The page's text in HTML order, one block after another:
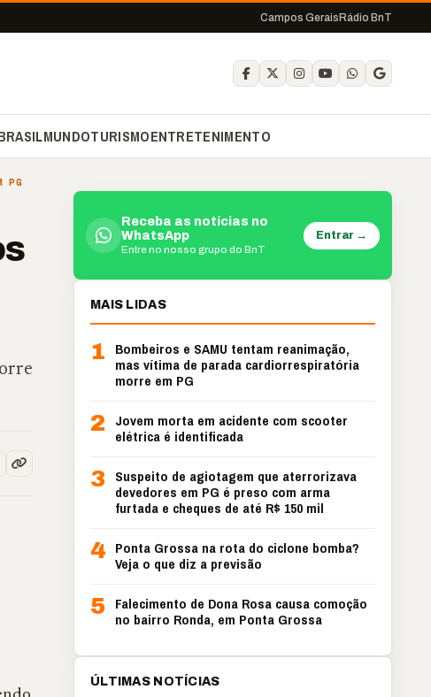
Campos Gerais Rádio BnT
MUNDOTURISMOENTRETENIMENTO
PG
Receba as notícias no
WhatsApp
Entre no nosso grupo do BnT
Entrar →
MAIS LIDAS
1
Bombeiros e SAMU tentam reanimação,
mas vítima de parada cardiorrespiratória
morre em PG
2
Jovem morta em acidente com scooter
elétrica é identificada
3 Suspeito de agiotagem que aterrorizava
devedores em PG é preso com arma
furtada e cheques de até R$ 150 mil
4 Ponta Grossa na rota do ciclone bomba?
Veja o que diz a previsão
5 Falecimento de Dona Rosa causa comoção
no bairro Ronda, em Ponta Grossa
ÚLTIMAS NOTÍCIAS